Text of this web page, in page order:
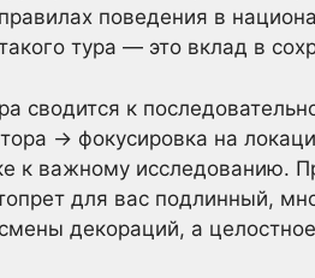
поведения в
тура — это вклад в
сводится к
→ фокусировка на
к важному исследованию.
для вас подлинный,
декораций, а